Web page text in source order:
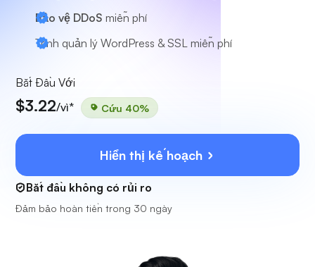
Bảo vệ DDoS miễn phí
Trình quản lý WordPress & SSL miễn phí
Bắt Đầu Với
$3.22/vì* Cứu 40%
Hiển thị kế hoạch
Bắt đầu không có rủi ro
Đảm bảo hoàn tiền trong 30 ngày